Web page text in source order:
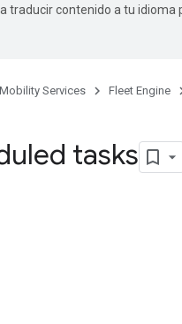
traducir contenido a tu idioma
Mobility Services Fleet Engine
tasks